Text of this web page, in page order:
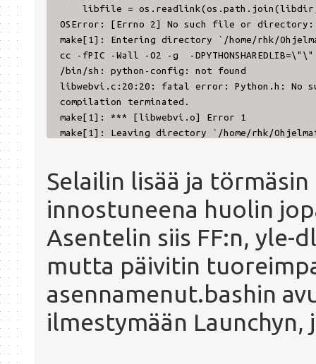
libfile =
OSError: [Errno 2] No such file or
make[1]: Entering directory `/home/rhk/
cc -fPIC -Wall -O2 -g -
/bin/sh: python-config: not found
libwebvi.c:20:20: fatal error: Python.h: No
compilation terminated.
make[1]: *** [libwebvi.o] Error 1
make[1]: Leaving directory `/home/rhk/
Selailin lisää ja
innostuneena huolin
Asentelin siis FF:n, yle-
mutta päivitin
asennamenut.bashin
ilmestymään Launchyn,